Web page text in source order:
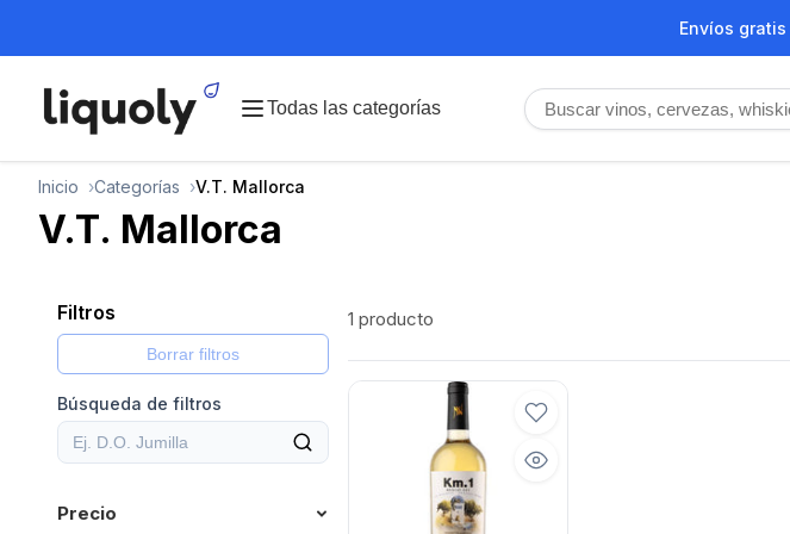
Envíos
Todas las categorías
Inicio Categorías V.T. Mallorca
V.T. Mallorca
Filtros
Borrar filtros
Búsqueda de filtros
Precio
1 producto